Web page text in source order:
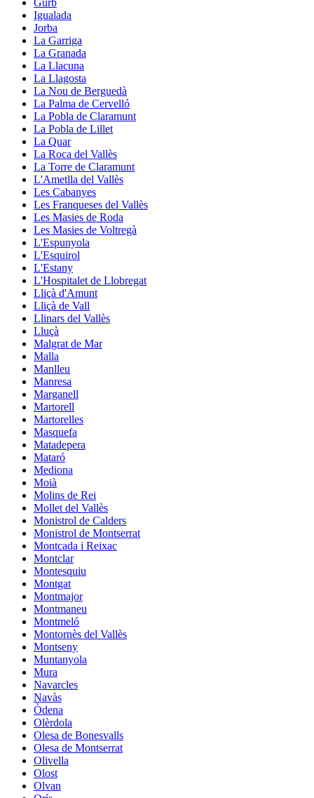
Igualada
Jorba
La Garriga
La Granada
La Llacuna
La Llagosta
La Nou de Berguedà
La Palma de Cervelló
La Pobla de Claramunt
La Pobla de Lillet
La Quar
La Roca del Vallès
La Torre de Claramunt
L'Ametlla del Vallès
Les Cabanyes
Les Franqueses del Vallès
Les Masies de Roda
Les Masies de Voltregà
L'Espunyola
L'Esquirol
L'Estany
L'Hospitalet de Llobregat
Lliçà d'Amunt
Lliçà de Vall
Llinars del Vallès
Lluçà
Malgrat de Mar
Malla
Manlleu
Manresa
Marganell
Martorell
Martorelles
Masquefa
Matadepera
Mataró
Mediona
Moià
Molins de Rei
Mollet del Vallès
Monistrol de Calders
Monistrol de Montserrat
Montcada i Reixac
Montclar
Montesquiu
Montgat
Montmajor
Montmaneu
Montmeló
Montornès del Vallès
Montseny
Muntanyola
Mura
Navarcles
Navàs
Òdena
Olèrdola
Olesa de Bonesvalls
Olesa de Montserrat
Olivella
Olost
Olvan